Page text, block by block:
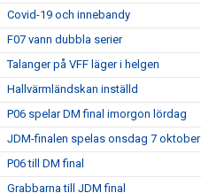
Covid-19 och innebandy
F07 vann dubbla serier
Talanger på VFF läger i helgen
Hallvärmländskan inställd
P06 spelar DM final imorgon lördag
JDM-finalen spelas onsdag 7 oktober
P06 till DM final
Grabbarna till JDM final